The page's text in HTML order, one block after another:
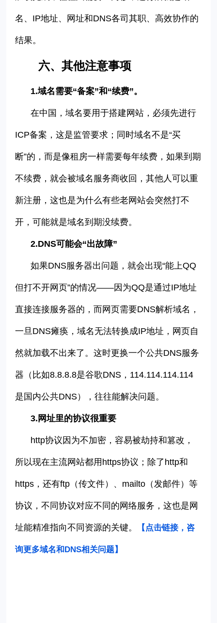
名、 IP地址、网址和DNS各司其职、高效协作的
结果。
六、其他注意事项
1.域名需要“备案”和 “续费”。
在中国，域名要用于搭建网站，必须先进行
ICP备案，这是监管要求；同时域名不是“买
断”的，而是像租房一样需要每年续费，如果到期
不续费，就会被域名服务商收回，其他人可以重
新注册，这也是为什么有些老网站会突然打不
开，可能就是域名到期没续费。
2.DNS可能会“出故障”
如果DNS服务器出问题，就会出现“能上QQ
但打不开网页”的情况——因为QQ是通过IP地址
直接连接服务器的，而网页需要DNS解析域名，
一旦DNS瘫痪，域名无法转换成IP地址，网页自
然就加载不出来了。这时更换一个公共DNS服务
器（比如8.8.8.8是谷歌DNS ， 114.114.114.114
是国内公共DNS），往往能解决问题。
3. 网址里的协议很重要
http协议因为不加密，容易被劫持和篡改，
所以现在主流网站都用 https协议；除了 http和
https ，还有ftp （传文件）、 mailto （发邮件）等
协议，不同协议对应不同的网络服务，这也是网
址能精准指向不同资源的关键。 【点击链接，咨
询更多域名和DNS相关问题】